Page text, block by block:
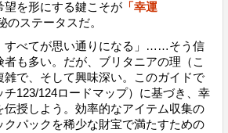
望を形にする鍵こそが 「幸運
のステータスだ。
すべてが思い通りになる」……そう信
者も多い。だが、ブリタニアの理（こ
雑で、そして興味深い。このガイドで
123/124ロードマップ）に基づき、幸
伝授しよう。効率的なアイテム収集の
クパックを稀少な財宝で満たすための